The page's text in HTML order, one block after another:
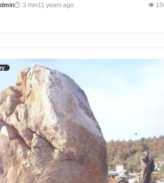
3 min11 years ago 👁